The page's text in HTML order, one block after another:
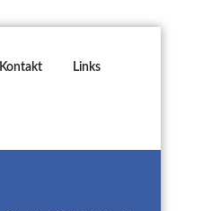
Kontakt Links